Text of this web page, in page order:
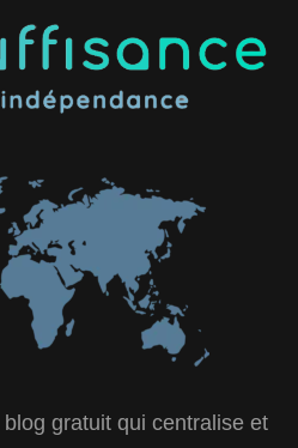
gratuit qui centralise et